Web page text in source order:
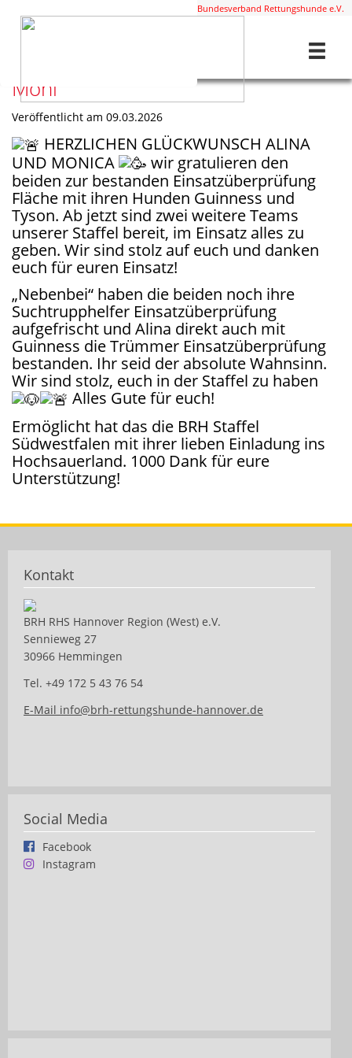
BRH Bundesverband Rettungshunde e.V.
Home
Moni
Veröffentlicht am 09.03.2026
HERZLICHEN GLÜCKWUNSCH ALINA
UND MONICA
wir gratulieren den
beiden zur bestanden Einsatzüberprüfung
Fläche mit ihren Hunden Guinness und
Tyson. Ab jetzt sind zwei weitere Teams
unserer Staffel bereit, im Einsatz alles zu
geben. Wir sind stolz auf euch und danken
euch für euren Einsatz!
„Nebenbei“ haben die beiden noch ihre
Suchtrupphelfer Einsatzüberprüfung
aufgefrischt und Alina direkt auch mit
Guinness die Trümmer Einsatzüberprüfung
bestanden. Ihr seid der absolute Wahnsinn.
Wir sind stolz, euch in der Staffel zu haben
Alles Gute für euch!
Ermöglicht hat das die BRH Staffel
Südwestfalen mit ihrer lieben Einladung ins
Hochsauerland. 1000 Dank für eure
Unterstützung!
Kontakt
BRH RHS Hannover Region (West) e.V.
Sennieweg 27
30966 Hemmingen
Tel. +49 172 5 43 76 54
E-Mail info@brh-rettungshunde-hannover.de
Social Media
Facebook
Instagram